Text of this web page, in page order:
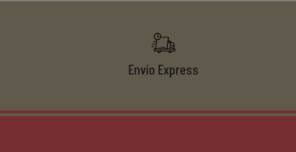
Envío Express